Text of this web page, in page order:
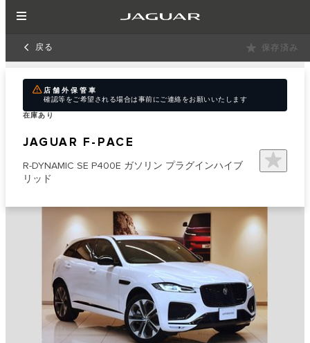
戻る 保存済み
店舗外保管車
確認等をご希望される場合は事前にご連絡をお願いいたします
在庫あり
JAGUAR F-PACE
R-DYNAMIC SE P400E ガソリン プラグインハイブ
リッド